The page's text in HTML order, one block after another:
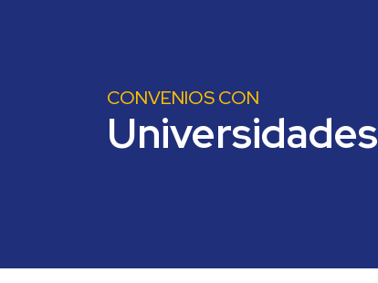
CONVENIOS CON
Universidades